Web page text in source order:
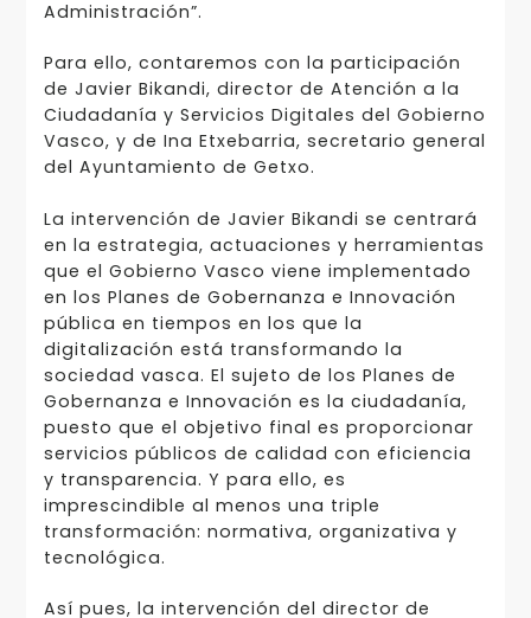
Administración”.
Para ello, contaremos con la participación
de Javier Bikandi, director de Atención a la
Ciudadanía y Servicios Digitales del Gobierno
Vasco, y de Ina Etxebarria, secretario general
del Ayuntamiento de Getxo.
La intervención de Javier Bikandi se centrará
en la estrategia, actuaciones y herramientas
que el Gobierno Vasco viene implementado
en los Planes de Gobernanza e Innovación
pública en tiempos en los que la
digitalización está transformando la
sociedad vasca. El sujeto de los Planes de
Gobernanza e Innovación es la ciudadanía,
puesto que el objetivo final es proporcionar
servicios públicos de calidad con eficiencia
y transparencia. Y para ello, es
imprescindible al menos una triple
transformación: normativa, organizativa y
tecnológica.
Así pues, la intervención del director de